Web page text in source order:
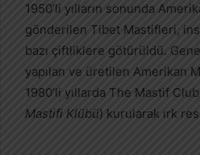
1950’li yılların sonunda
gönderilen Tibet Mastifleri,
bazı çiftliklere götürüldü.
yapılan ve üretilen Amerikan
1980’li yıllarda The Mastif
Mastifi Klübü) kurularak ırk